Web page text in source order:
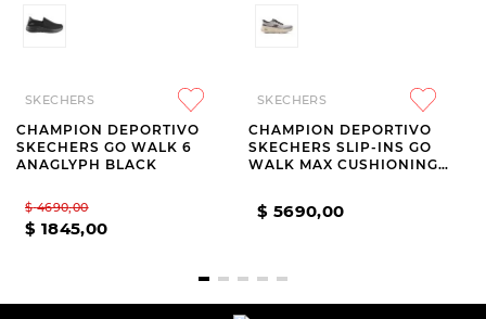
SKECHERS
CHAMPION DEPORTIVO
SKECHERS GO WALK 6
ANAGLYPH BLACK
$ 4690,00
$ 1845,00
SKECHERS
CHAMPION DEPORTIVO
SKECHERS SLIP-INS GO
WALK MAX CUSHIONING
$ 5690,00